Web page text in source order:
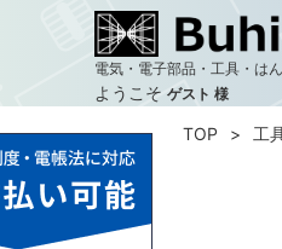
電気・電子部品・工具・は
ようこそ ゲスト 様
TOP 工